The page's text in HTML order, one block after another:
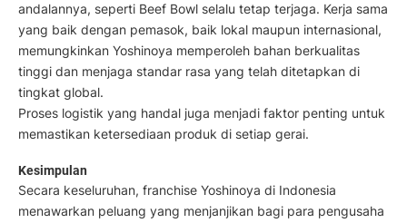
andalannya, seperti Beef Bowl selalu tetap terjaga. Kerja sama
yang baik dengan pemasok, baik lokal maupun internasional,
memungkinkan Yoshinoya memperoleh bahan berkualitas
tinggi dan menjaga standar rasa yang telah ditetapkan di
tingkat global.
Proses logistik yang handal juga menjadi faktor penting untuk
memastikan ketersediaan produk di setiap gerai.
Kesimpulan
Secara keseluruhan, franchise Yoshinoya di Indonesia
menawarkan peluang yang menjanjikan bagi para pengusaha